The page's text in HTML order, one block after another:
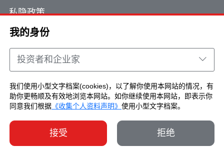
我的身份
投资者和企业家
我们使用小型文字档案(cookies)，以了解你使用本网站的情况，有
助你更畅顺及有效地浏览本网站。如你继续使用本网站，即表示你
同意我们根据 《收集个人资料声明》 使用小型文字档案。
接受 拒绝
私隐政策
使用小型文字档案
网页指南
联络我们
Copyright © Brand Hong Kong. All Rights
Reserved.